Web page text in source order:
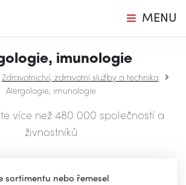
MENU
imunologie
Zdravotnictví, zdravotní služby a technika
Alergologie, imunologie
více než 480 000 společností a
živnostníků
sortimentu nebo řemesel